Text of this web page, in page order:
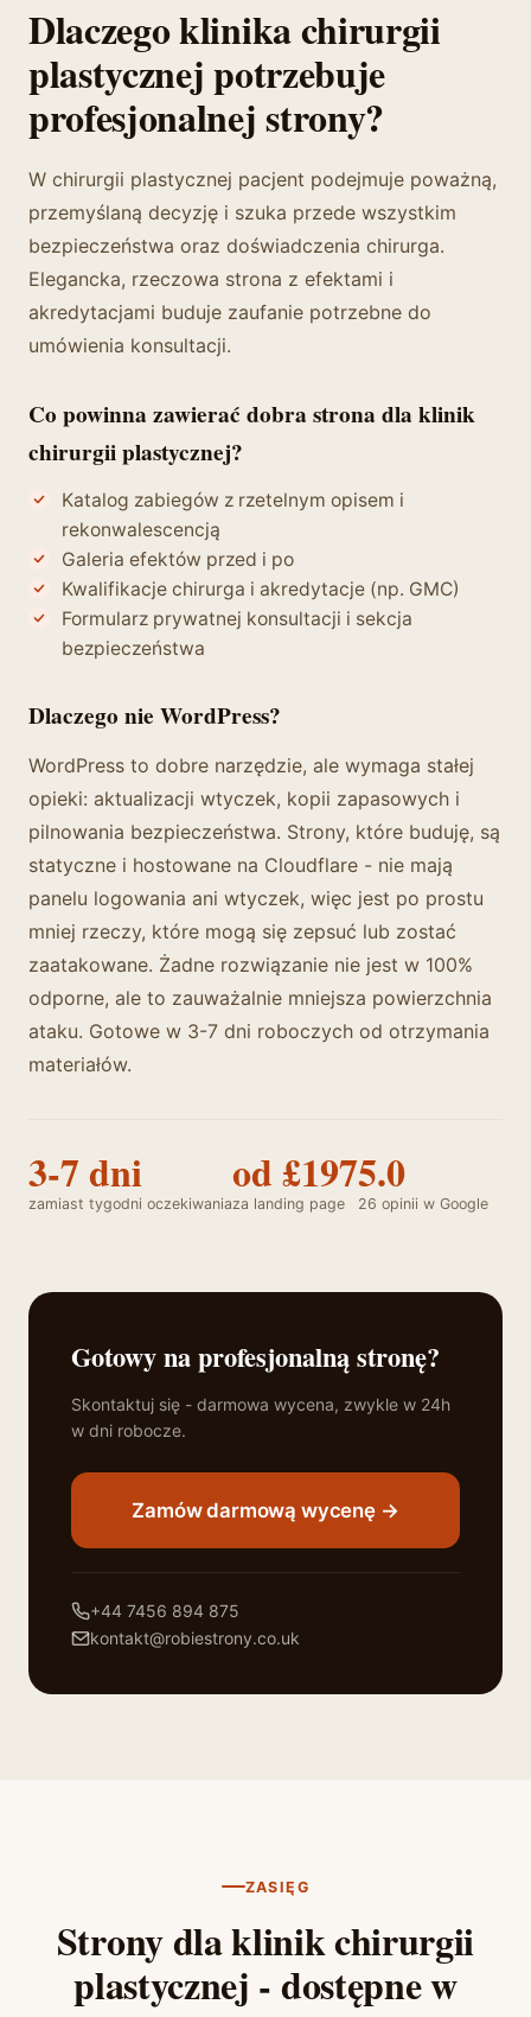
Dlaczego klinika chirurgii
plastycznej potrzebuje
profesjonalnej strony?
W chirurgii plastycznej pacjent podejmuje poważną,
przemyślaną decyzję i szuka przede wszystkim
bezpieczeństwa oraz doświadczenia chirurga.
Elegancka, rzeczowa strona z efektami i
akredytacjami buduje zaufanie potrzebne do
umówienia konsultacji.
Co powinna zawierać dobra strona dla klinik
chirurgii plastycznej?
Katalog zabiegów z rzetelnym opisem i
rekonwalescencją
Galeria efektów przed i po
Kwalifikacje chirurga i akredytacje (np. GMC)
Formularz prywatnej konsultacji i sekcja
bezpieczeństwa
Dlaczego nie WordPress?
WordPress to dobre narzędzie, ale wymaga stałej
opieki: aktualizacji wtyczek, kopii zapasowych i
pilnowania bezpieczeństwa. Strony, które buduję, są
statyczne i hostowane na Cloudflare - nie mają
panelu logowania ani wtyczek, więc jest po prostu
mniej rzeczy, które mogą się zepsuć lub zostać
zaatakowane. Żadne rozwiązanie nie jest w 100%
odporne, ale to zauważalnie mniejsza powierzchnia
ataku. Gotowe w 3-7 dni roboczych od otrzymania
materiałów.
3-7 dni
zamiast tygodni oczekiwania
od £197
za landing page
5.0
26 opinii w Google
Gotowy na profesjonalną stronę?
Skontaktuj się - darmowa wycena, zwykle w 24h
w dni robocze.
Zamów darmową wycenę →
+44 7456 894 875
kontakt@robiestrony.co.uk
ZASIĘG
Strony dla klinik chirurgii
plastycznej - dostępne w